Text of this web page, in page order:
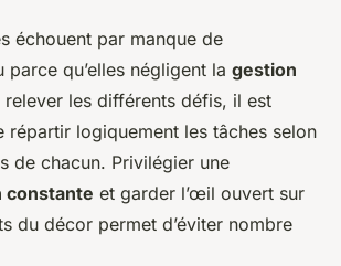
échouent par manque de
parce qu’elles négligent la gestion
relever les différents défis, il est
répartir logiquement les tâches selon
de chacun. Privilégier une
constante et garder l’œil ouvert sur
du décor permet d’éviter nombre